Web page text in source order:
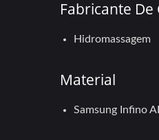
Fabricante De
Hidromassagem
Material
Samsung Infino